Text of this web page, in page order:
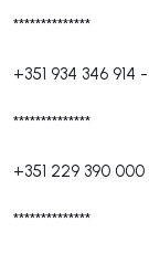
**************
+351 934 346 914 -
**************
+351 229 390 000
**************